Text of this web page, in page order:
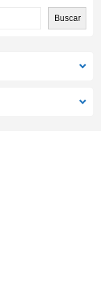
Buscar